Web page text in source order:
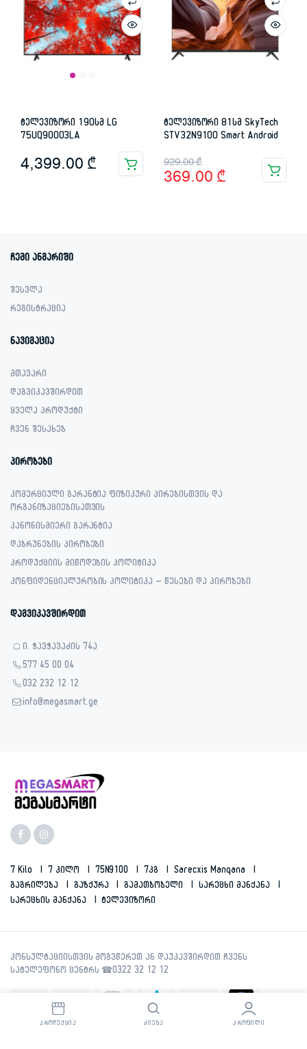
ტელევიზორი 190სმ LG
75UQ90003LA
4,399.00 ₾
ტელევიზორი 81სმ SkyTech
STV32N9100 Smart Android
929.00₾
Original
price
369.00 ₾
Current
price
ჩემი ანგარიში
შესვლა
რეგისტრაცია
ნავიგაცია
მთავარი
დაგვიკავშირდით
ყველა პროდუქტი
ჩვენ შესახებ
პირობები
კომერციული გარანტია ფიზიკური პირებისთვის და
ორგანიზაციებისათვის
კანონისმიერი გარანტია
დაბრუნების პირობები
პროდუქციის მიწოდების პოლიტიკა
კონფიდენციალურობის პოლიტიკა – წესები და პირობები
დაგვიკავშირდით
ი. ჭავჭავაძის 74ა
577 45 00 04
032 232 12 12
info@megasmart.ge
7 Kilo 7 Კილო 75N9100 7კგ
Sarecxis Manqana
Გაგრილება
Გაზქურა Გამათბობელი
Სარეცხი Მანქანა
Სარეცხის Მანქანა
Ტელევიზორი
ᲞᲠᲝᲓᲣᲥᲪᲘᲐ ᲫᲘᲔᲑᲐ ᲞᲠᲝᲤᲘᲚᲘ